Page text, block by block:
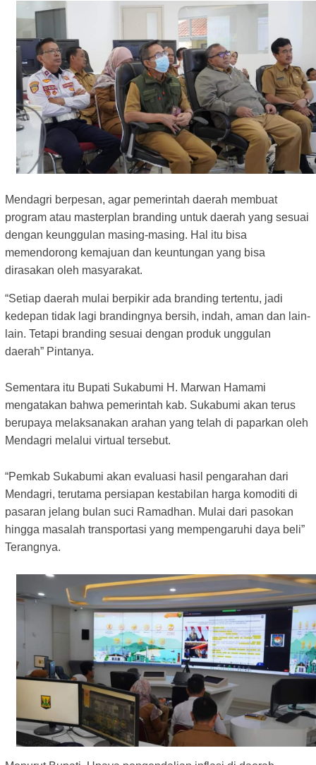
Mendagri berpesan, agar pemerintah daerah membuat
program atau masterplan branding untuk daerah yang sesuai
dengan keunggulan masing-masing. Hal itu bisa
memendorong kemajuan dan keuntungan yang bisa
dirasakan oleh masyarakat.
“Setiap daerah mulai berpikir ada branding tertentu, jadi
kedepan tidak lagi brandingnya bersih, indah, aman dan lain-
lain. Tetapi branding sesuai dengan produk unggulan
daerah” Pintanya.
Sementara itu Bupati Sukabumi H. Marwan Hamami
mengatakan bahwa pemerintah kab. Sukabumi akan terus
berupaya melaksanakan arahan yang telah di paparkan oleh
Mendagri melalui virtual tersebut.
“Pemkab Sukabumi akan evaluasi hasil pengarahan dari
Mendagri, terutama persiapan kestabilan harga komoditi di
pasaran jelang bulan suci Ramadhan. Mulai dari pasokan
hingga masalah transportasi yang mempengaruhi daya beli”
Terangnya.